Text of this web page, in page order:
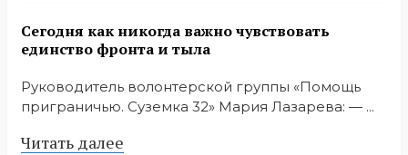
Сегодня как никогда важно чувствовать
единство фронта и тыла
Руководитель волонтерской группы «Помощь
приграничью. Суземка 32» Мария Лазарева: — ...
Читать далее